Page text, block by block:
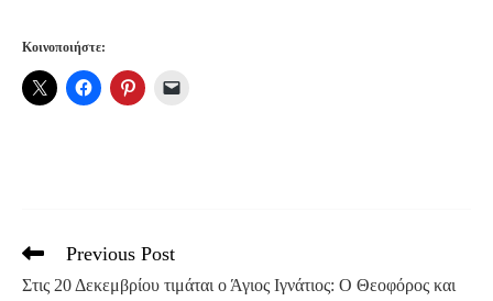
Κοινοποιήστε:
Read
articles
Previous Post
Στις 20 Δεκεμβρίου τιμάται ο Άγιος Ιγνάτιος: Ο Θεοφόρος και